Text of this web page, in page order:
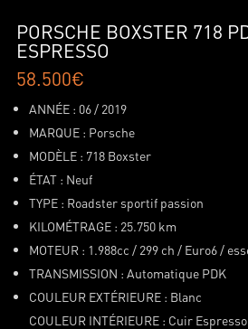
PORSCHE BOXSTER 718
ESPRESSO
58.500€
ANNÉE : 06 / 2019
MARQUE : Porsche
MODÈLE : 718 Boxster
ÉTAT : Neuf
TYPE : Roadster sportif passion
KILOMÉTRAGE : 25.750 km
MOTEUR : 1.988cc / 299 ch / Euro6 /
TRANSMISSION : Automatique PDK
COULEUR EXTÉRIEURE : Blanc
COULEUR INTÉRIEURE : Cuir Espresso